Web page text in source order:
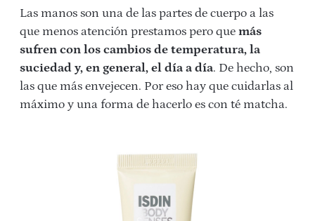
Las manos son una de las partes de cuerpo a las
que menos atención prestamos pero que más
sufren con los cambios de temperatura, la
suciedad y, en general, el día a día. De hecho, son
las que más envejecen. Por eso hay que cuidarlas al
máximo y una forma de hacerlo es con té matcha.